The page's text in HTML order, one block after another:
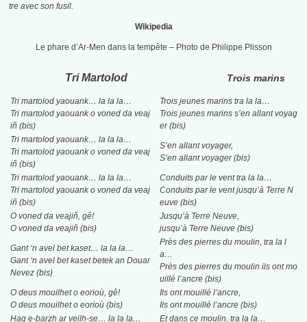
tre avec son fusil.
Wikipedia
Le phare d’Ar-Men dans la tempête – Photo de Philippe Plisson
Tri Martolod Trois marins
Tri martolod yaouank… la la la…
Tri martolod yaouank o voned da veaj
iñ (bis)
Trois jeunes marins tra la la…
Trois jeunes marins s’en allant voyag
er (bis)
Tri martolod yaouank… la la la…
Tri martolod yaouank o voned da veaj
iñ (bis)
S’en allant voyager,
S’en allant voyager (bis)
Tri martolod yaouank… la la la…
Tri martolod yaouank o voned da veaj
iñ (bis)
Conduits par le vent tra la la…
Conduits par le vent jusqu’à Terre N
euve (bis)
O voned da veajiñ, gê!
O voned da veajiñ (bis)
Jusqu’à Terre Neuve,
jusqu’à Terre Neuve (bis)
Gant ‘n avel bet kaset… la la la…
Gant ‘n avel bet kaset betek an Douar
Nevez (bis)
Près des pierres du moulin, tra la l
a…
Près des pierres du moulin ils ont mo
uillé l’ancre (bis)
O deus mouilhet o eorioù, gê!
O deus mouilhet o eorioù (bis)
Ils ont mouillé l’ancre,
Ils ont mouillé l’ancre (bis)
Hag e-barzh ar veilh-se… la la la…
Et dans ce moulin, tra la la…